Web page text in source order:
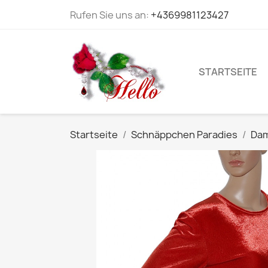
Rufen Sie uns an: +4369981123427
STARTSEITE
Startseite Schnäppchen Paradies